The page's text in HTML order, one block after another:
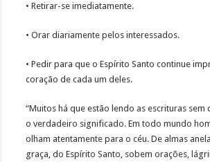
• Retirar-se imediatamente.
• Orar diariamente pelos interessados.
• Pedir para que o Espírito Santo continue
coração de cada um deles.
“Muitos há que estão lendo as escrituras
o verdadeiro significado. Em todo mundo
olham atentamente para o céu. De almas
graça, do Espírito Santo, sobem orações,